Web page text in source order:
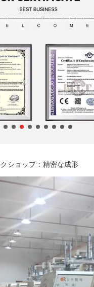
ショップ：精密な成形